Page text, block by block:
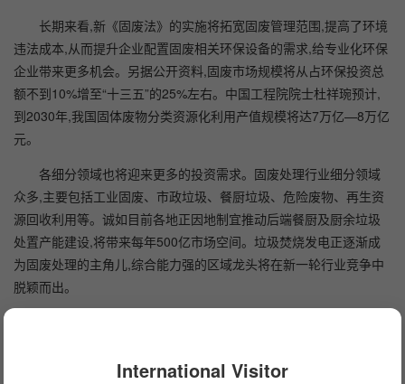
长期来看,新《固废法》的实施将拓宽固废管理范围,提高了环境
违法成本,从而提升企业配置固废相关环保设备的需求,给专业化环保
企业带来更多机会。另据公开资料,固废市场规模将从占环保投资总
额不到10%增至“十三五”的25%左右。中国工程院院士杜祥琬预计,
到2030年,我国固体废物分类资源化利用产值规模将达7万亿—8万亿
元。
各细分领域也将迎来更多的投资需求。固废处理行业细分领域
众多,主要包括工业固废、市政垃圾、餐厨垃圾、危险废物、再生资
源回收利用等。诚如目前各地正因地制宜推动后端餐厨及厨余垃圾
处置产能建设,将带来每年500亿市场空间。垃圾焚烧发电正逐渐成
为固废处理的主角儿,综合能力强的区域龙头将在新一轮行业竞争中
脱颖而出。
极。由于危废产量巨大,实际处理率偏低仅为30%,且危废种类多,具有
International Visitor